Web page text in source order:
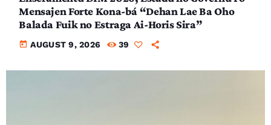
Mensajen Forte Kona-bá “Dehan Lae Ba Oho
Balada Fuik no Estraga Ai-Horis Sira”
today AUGUST 9, 2026 39